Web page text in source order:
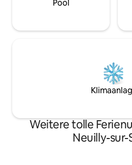
Pool
Weitere tolle
Neuilly-sur-